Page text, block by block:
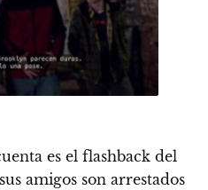
es el flashback del
amigos son arrestados